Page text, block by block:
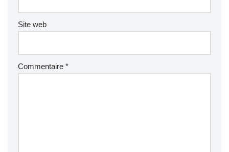
Site web
Commentaire *